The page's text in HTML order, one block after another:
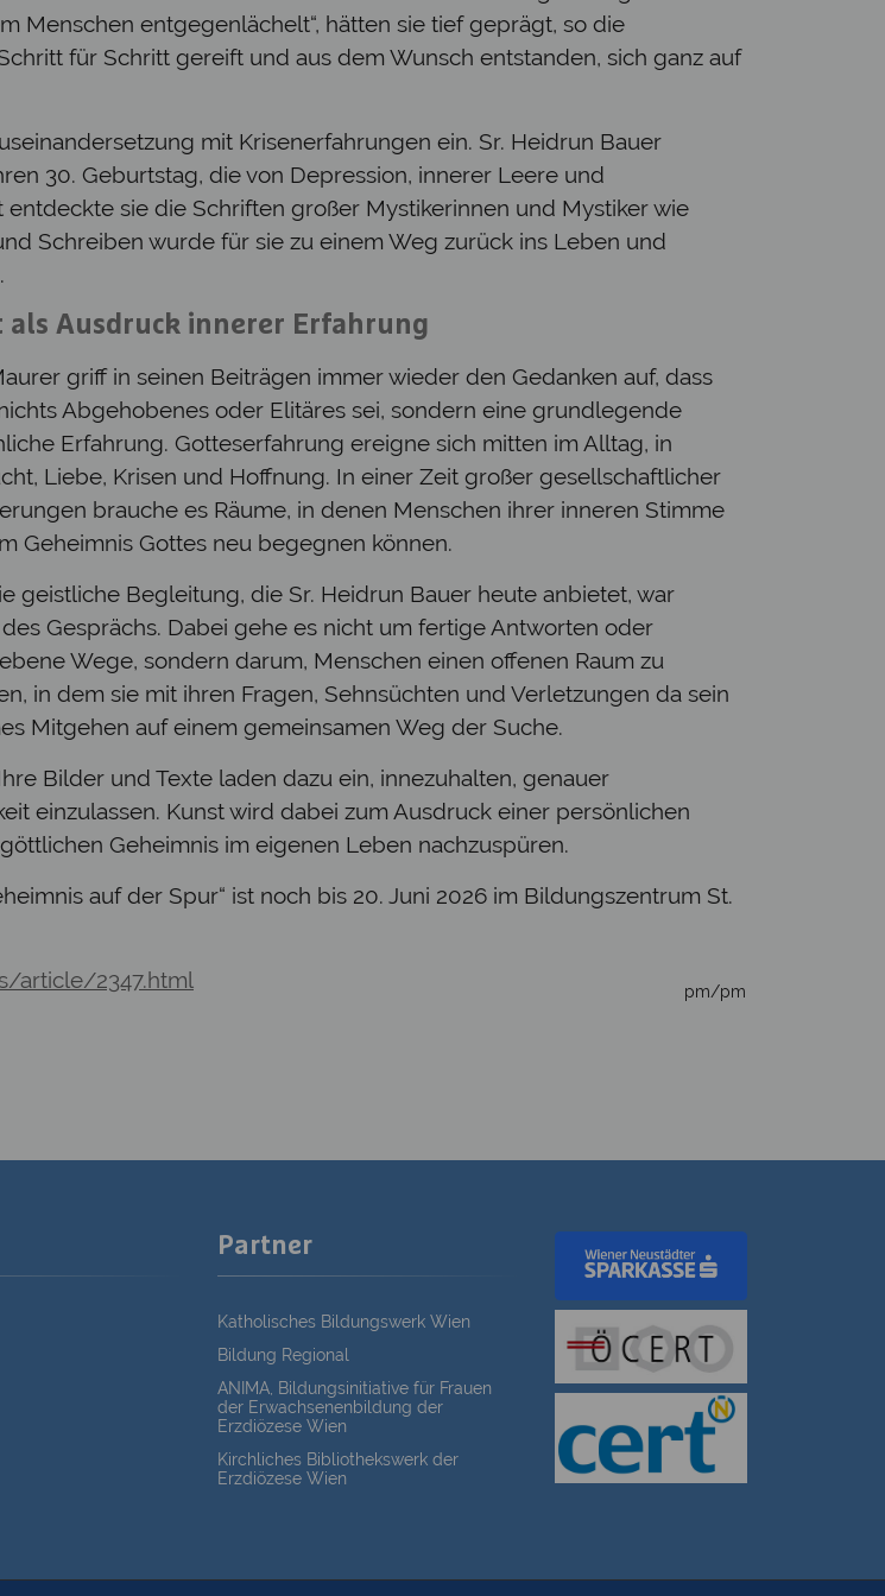
Menschen entgegenlächelt“, hätten sie tief geprägt, so die
für Schritt gereift und aus dem Wunsch entstanden, sich ganz auf
mit Krisenerfahrungen ein. Sr. Heidrun Bauer
30. Geburtstag, die von Depression, innerer Leere und
sie die Schriften großer Mystikerinnen und Mystiker wie
Schreiben wurde für sie zu einem Weg zurück ins Leben und
als Ausdruck innerer Erfahrung
griff in seinen Beiträgen immer wieder den Gedanken auf, dass
Abgehobenes oder Elitäres sei, sondern eine grundlegende
Erfahrung. Gotteserfahrung ereigne sich mitten im Alltag, in
Liebe, Krisen und Hoffnung. In einer Zeit großer gesellschaftlicher
brauche es Räume, in denen Menschen ihrer inneren Stimme
Geheimnis Gottes neu begegnen können.
geistliche Begleitung, die Sr. Heidrun Bauer heute anbietet, war
Gesprächs. Dabei gehe es nicht um fertige Antworten oder
Wege, sondern darum, Menschen einen offenen Raum zu
in dem sie mit ihren Fragen, Sehnsüchten und Verletzungen da sein
Mitgehen auf einem gemeinsamen Weg der Suche.
Bilder und Texte laden dazu ein, innezuhalten, genauer
einzulassen. Kunst wird dabei zum Ausdruck einer persönlichen
Geheimnis im eigenen Leben nachzuspüren.
auf der Spur“ ist noch bis 20. Juni 2026 im Bildungszentrum St.
article/2347.html pm/pm
Partner
Katholisches Bildungswerk Wien
Bildung Regional
ANIMA, Bildungsinitiative für Frauen
der Erwachsenenbildung der
Erzdiözese Wien
Kirchliches Bibliothekswerk der
Erzdiözese Wien